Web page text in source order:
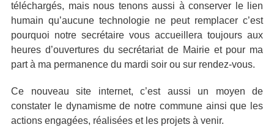
téléchargés, mais nous tenons aussi à conserver le lien
humain qu’aucune technologie ne peut remplacer c’est
pourquoi notre secrétaire vous accueillera toujours aux
heures d’ouvertures du secrétariat de Mairie et pour ma
part à ma permanence du mardi soir ou sur rendez-vous.
Ce nouveau site internet, c’est aussi un moyen de
constater le dynamisme de notre commune ainsi que les
actions engagées, réalisées et les projets à venir.